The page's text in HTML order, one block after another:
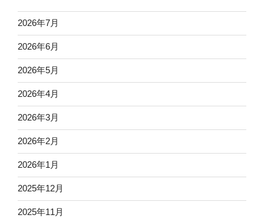
2026年7月
2026年6月
2026年5月
2026年4月
2026年3月
2026年2月
2026年1月
2025年12月
2025年11月